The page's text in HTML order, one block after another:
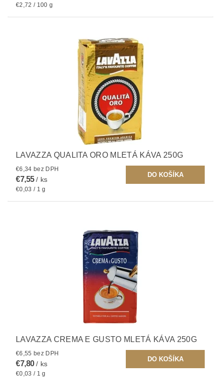
€2,72 / 100 g
LAVAZZA QUALITA ORO MLETÁ KÁVA 250G
€6,34 bez DPH
€7,55/ ks
€0,03 / 1 g
LAVAZZA CREMA E GUSTO MLETÁ KÁVA 250G
€6,55 bez DPH
€7,80/ ks
€0,03 / 1 g